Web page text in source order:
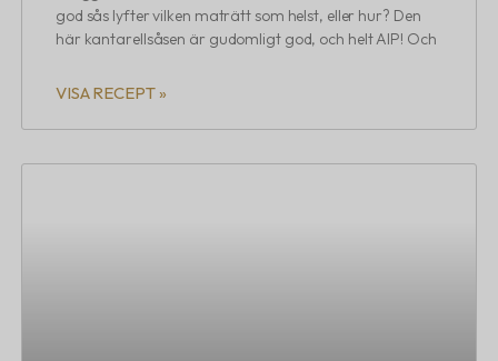
god sås lyfter vilken maträtt som helst, eller hur? Den
här kantarellsåsen är gudomligt god, och helt AIP! Och
VISA RECEPT »